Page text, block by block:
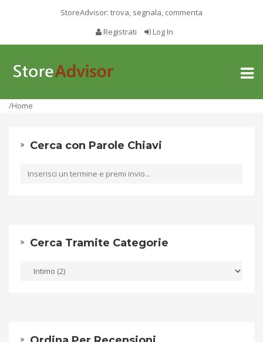
StoreAdvisor: trova, segnala, commenta
Registrati
Log In
Toggle
/Home
Cerca con Parole Chiavi
Cerca Tramite Categorie